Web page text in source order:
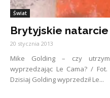
Świat
Brytyjskie natarcie
20 stycznia 2013
Mike Golding – czy
wyprzedzając Le Cama? /
Dzisiaj Golding wyprzedził Le...